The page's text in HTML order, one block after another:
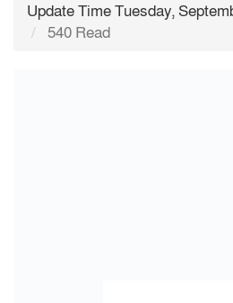
Update Time Tuesday,
540 Read